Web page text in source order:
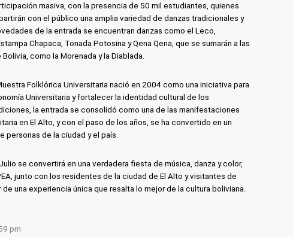
masiva, con la presencia de 50 mil estudiantes, quienes
con el público una amplia variedad de danzas tradicionales y
de la entrada se encuentran danzas como el Leco,
Chapaca, Tonada Potosina y Qena Qena, que se sumarán a las
como la Morenada y la Diablada.
Folklórica Universitaria nació en 2004 como una iniciativa para
Universitaria y fortalecer la identidad cultural de los
la entrada se consolidó como una de las manifestaciones
en El Alto, y con el paso de los años, se ha convertido en un
personas de la ciudad y el país.
se convertirá en una verdadera fiesta de música, danza y color,
junto con los residentes de la ciudad de El Alto y visitantes de
una experiencia única que resalta lo mejor de la cultura boliviana.
pm